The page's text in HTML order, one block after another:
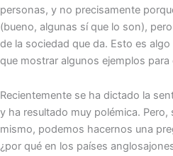
personas, y no precisamente
(bueno, algunas sí que lo son),
de la sociedad que da. Esto es
que mostrar algunos ejemplos para
Recientemente se ha dictado la
y ha resultado muy polémica.
mismo, podemos hacernos una
¿por qué en los países